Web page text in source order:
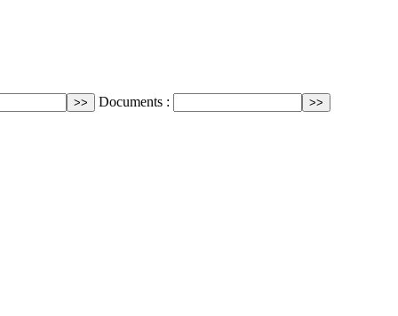
Documents :